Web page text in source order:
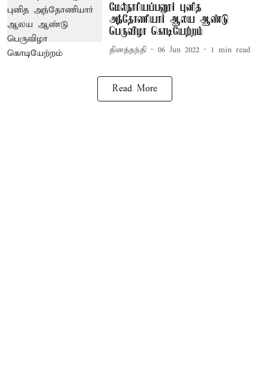
மேல்நாரியப்பனூர் புனித
அந்தோணியார் ஆலய ஆண்டு
பெருவிழா கொடியேற்றம்
தினத்தந்தி 06 Jun 2022 1 min read
Read More